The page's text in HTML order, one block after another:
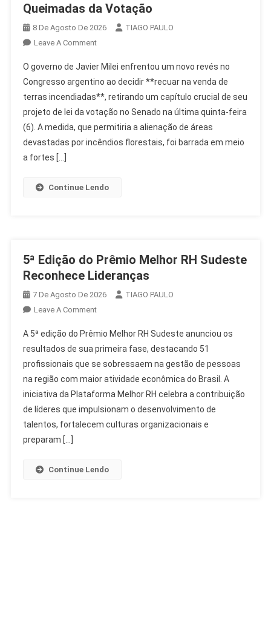
Queimadas da Votação
8 De Agosto De 2026
TIAGO PAULO
Leave A CommentOn
Recua
E
Exclui
Venda
De
Terras
O governo de Javier Milei enfrentou um novo revés no
Congresso argentino ao decidir **recuar na venda de
terras incendiadas**, retirando um capítulo crucial de seu
projeto de lei da votação no Senado na última quinta-feira
(6). A medida, que permitiria a alienação de áreas
devastadas por incêndios florestais, foi barrada em meio
a fortes […]
Continue Lendo
5ª Edição do Prêmio Melhor RH Sudeste
Reconhece Lideranças
7 De Agosto De 2026
TIAGO PAULO
Leave A CommentOn
Edição
Do
Prêmio
Melhor
RH
Sudeste
Reconhece
A 5ª edição do Prêmio Melhor RH Sudeste anunciou os
resultados de sua primeira fase, destacando 51
profissionais que se sobressaem na gestão de pessoas
na região com maior atividade econômica do Brasil. A
iniciativa da Plataforma Melhor RH celebra a contribuição
de líderes que impulsionam o desenvolvimento de
talentos, fortalecem culturas organizacionais e
preparam […]
Continue Lendo